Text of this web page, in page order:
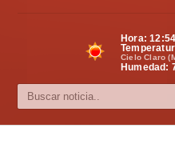
Cultura
Hora:
Cielo Claro
Humedad: